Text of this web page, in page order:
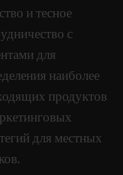
и тесное
с
для
наиболее
продуктов
для местных